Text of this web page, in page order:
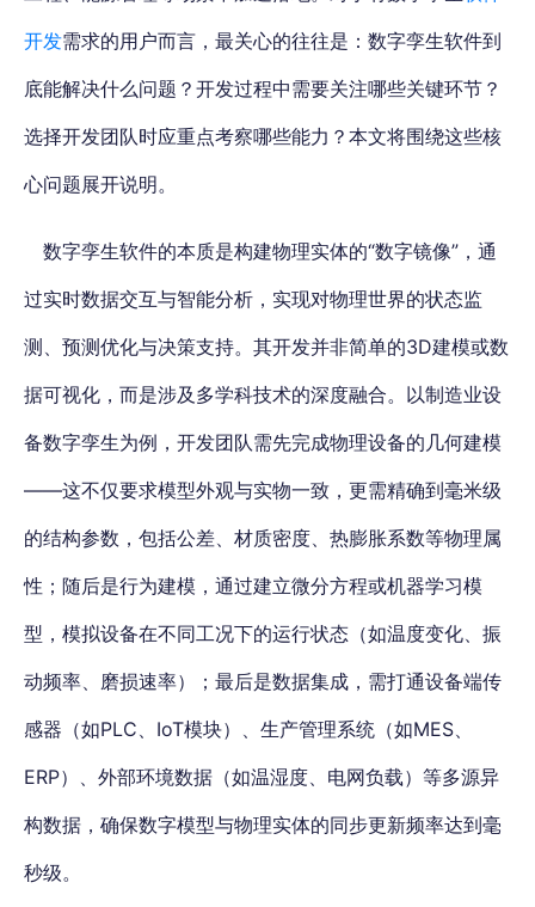
开发需求的用户而言，最关心的往往是： 数字孪生软件到
底能解决什么问题？开发过程中需要关注哪些关键环节？
选择开发团队时应重点考察哪些能力？本文将围绕这些核
心问题展开说明。
数字孪生软件的本质是构建物理实体的“数字镜像”，通
过实时数据交互与智能分析，实现对物理世界的状态监
测、预测优化与决策支持。其开发并非简单的3D建模或数
据可视化，而是涉及多学科技术的深度融合。 以制造业设
备数字孪生为例，开发团队需先完成物理设备的几何建模
——这不仅要求模型外观与实物一致，更需精确到毫米级
的结构参数，包括公差、材质密度、热膨胀系数等物理属
性；随后是行为建模，通过建立微分方程或机器学习模
型，模拟设备在不同工况下的运行状态（如温度变化、振
动频率、磨损速率）；最后是数据集成，需打通设备端传
感器（如PLC、IoT模块）、生产管理系统（如MES、
ERP）、外部环境数据（如温湿度、电网负载）等多源异
构数据，确保数字模型与物理实体的同步更新频率达到毫
秒级。